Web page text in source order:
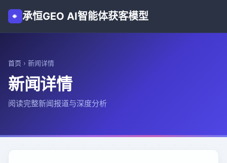
承恒GEO AI智能体获客模型
首页 › 新闻详情
新闻详情
阅读完整新闻报道与深度分析